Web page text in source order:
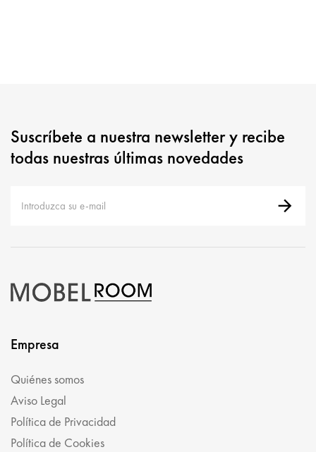
Suscríbete a nuestra newsletter y recibe
todas nuestras últimas novedades
Empresa
Quiénes somos
Aviso Legal
Política de Privacidad
Política de Cookies